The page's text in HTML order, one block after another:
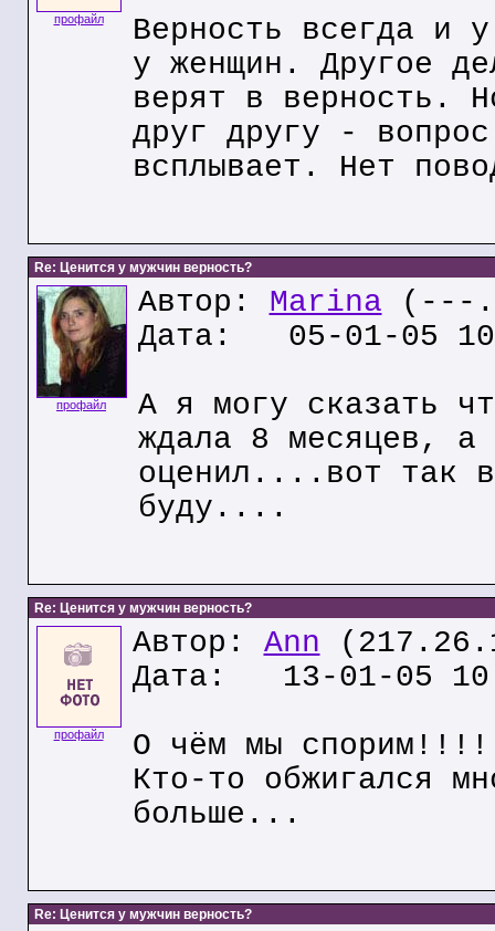
профайл
Верность всегда и
у женщин. Другое
верят в верность.
друг другу -
всплывает. Нет
Re: Ценится у мужчин верность?
профайл
Автор: Marina (---
Дата: 05-01-05
А я могу сказать
ждала 8 месяцев, а
оценил....вот так
буду....
Re: Ценится у мужчин верность?
профайл
Автор: Ann
Дата: 13-01-05
О чём мы
Кто-то обжигался
больше...
Re: Ценится у мужчин верность?